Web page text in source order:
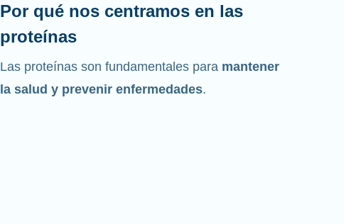
Por qué nos centramos en las
proteínas
Las proteínas son fundamentales para mantener
la salud y prevenir enfermedades.